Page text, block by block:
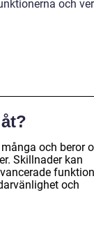
och
och beror
Skillnader kan
och